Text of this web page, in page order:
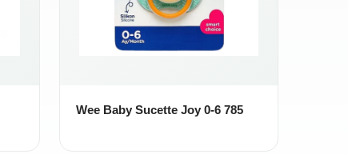
Wee Baby Sucette Joy 0-6 785